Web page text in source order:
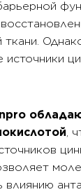
ткани.
источники
,
влиянию